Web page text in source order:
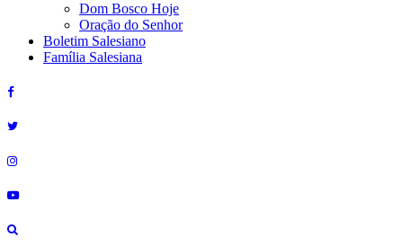
Dom Bosco Hoje
Oração do Senhor
Boletim Salesiano
Família Salesiana